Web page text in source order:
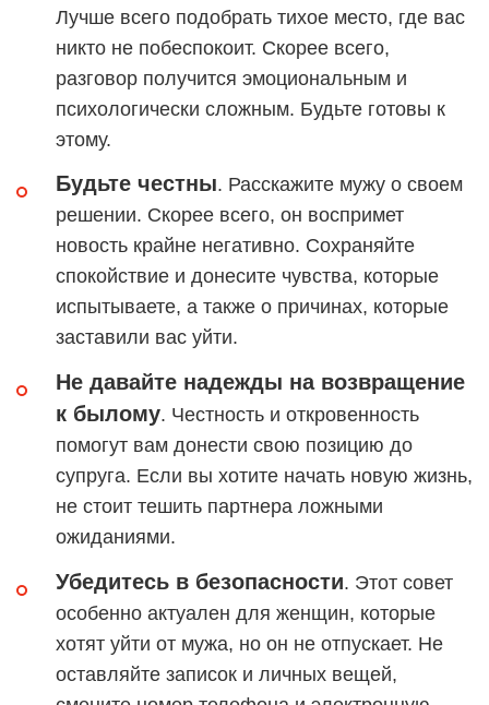
Лучше всего подобрать тихое место, где вас
никто не побеспокоит. Скорее всего,
разговор получится эмоциональным и
психологически сложным. Будьте готовы к
этому.
Будьте честны. Расскажите мужу о своем
решении. Скорее всего, он воспримет
новость крайне негативно. Сохраняйте
спокойствие и донесите чувства, которые
испытываете, а также о причинах, которые
заставили вас уйти.
Не давайте надежды на возвращение
к былому. Честность и откровенность
помогут вам донести свою позицию до
супруга. Если вы хотите начать новую жизнь,
не стоит тешить партнера ложными
ожиданиями.
Убедитесь в безопасности. Этот совет
особенно актуален для женщин, которые
хотят уйти от мужа, но он не отпускает. Не
оставляйте записок и личных вещей,